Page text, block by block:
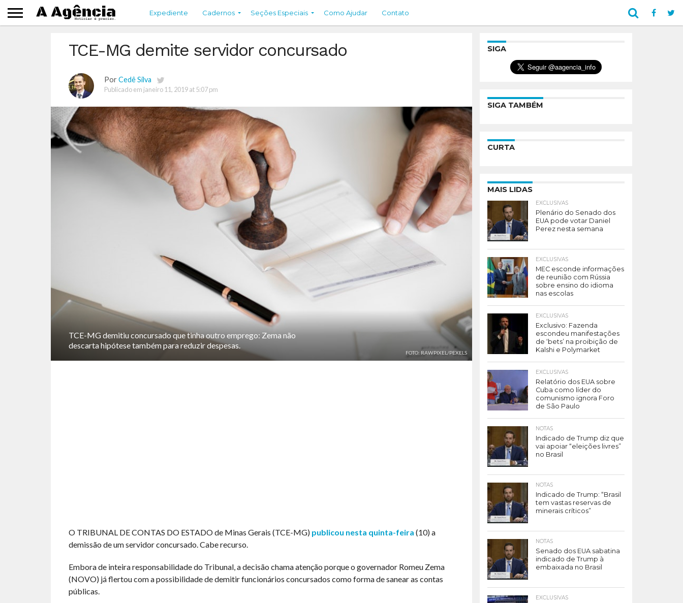
Expediente Cadernos Seções Especiais Como Ajudar Contato
TCE-MG demite servidor concursado
Por Cedê Silva
Publicado em janeiro 11, 2019 at 5:07 pm
TCE-MG demitiu concursado que tinha outro emprego: Zema não
descarta hipótese também para reduzir despesas.
FOTO: RAWPIXEL/PEXELS
O TRIBUNAL DE CONTAS DO ESTADO de Minas Gerais (TCE-MG) publicou nesta quinta-feira (10) a
demissão de um servidor concursado. Cabe recurso.
Embora de inteira responsabilidade do Tribunal, a decisão chama atenção porque o governador Romeu Zema
(NOVO) já flertou com a possibilidade de demitir funcionários concursados como forma de sanear as contas
públicas.
SIGA
SIGA TAMBÉM
CURTA
MAIS LIDAS
EXCLUSIVAS
Plenário do Senado dos
EUA pode votar Daniel
Perez nesta semana
EXCLUSIVAS
MEC esconde informações
de reunião com Rússia
sobre ensino do idioma
nas escolas
EXCLUSIVAS
Exclusivo: Fazenda
escondeu manifestações
de ‘bets’ na proibição de
Kalshi e Polymarket
EXCLUSIVAS
Relatório dos EUA sobre
Cuba como líder do
comunismo ignora Foro
de São Paulo
NOTAS
Indicado de Trump diz que
vai apoiar “eleições livres”
no Brasil
NOTAS
Indicado de Trump: “Brasil
tem vastas reservas de
minerais críticos”
NOTAS
Senado dos EUA sabatina
indicado de Trump à
embaixada no Brasil
EXCLUSIVAS